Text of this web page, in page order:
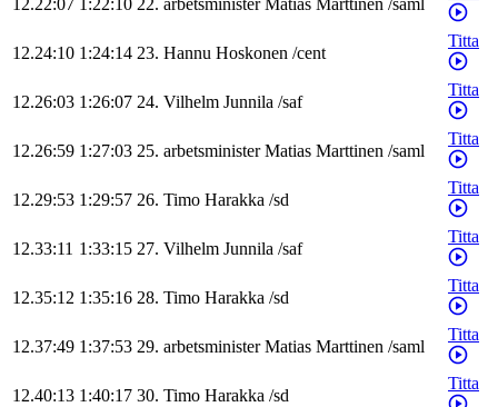
12.22:07 1:22:10 22. arbetsminister Matias Marttinen /saml
12.24:10 1:24:14 23. Hannu Hoskonen /cent
Titta
12.26:03 1:26:07 24. Vilhelm Junnila /saf
Titta
12.26:59 1:27:03 25. arbetsminister Matias Marttinen /saml
Titta
12.29:53 1:29:57 26. Timo Harakka /sd
Titta
12.33:11 1:33:15 27. Vilhelm Junnila /saf
Titta
12.35:12 1:35:16 28. Timo Harakka /sd
Titta
12.37:49 1:37:53 29. arbetsminister Matias Marttinen /saml
Titta
12.40:13 1:40:17 30. Timo Harakka /sd
Titta